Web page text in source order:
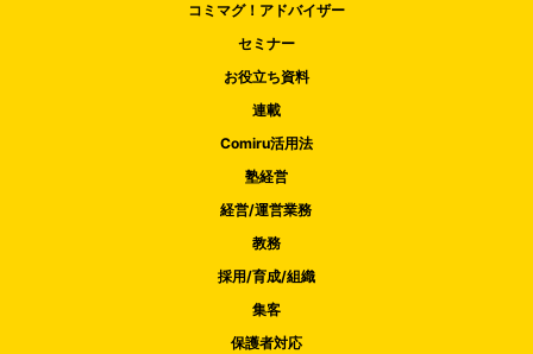
コミマグ！アドバイザー
セミナー
お役立ち資料
連載
Comiru活用法
塾経営
経営/運営業務
教務
採用/育成/組織
集客
保護者対応